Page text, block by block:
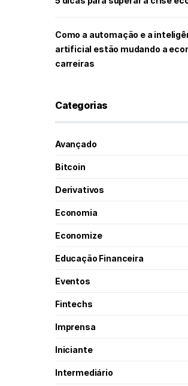
Como a automação e a
artificial estão mudando a
carreiras
Categorias
Avançado
Bitcoin
Derivativos
Economia
Economize
Educação Financeira
Eventos
Fintechs
Imprensa
Iniciante
Intermediário